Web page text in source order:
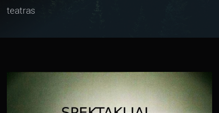
teatras